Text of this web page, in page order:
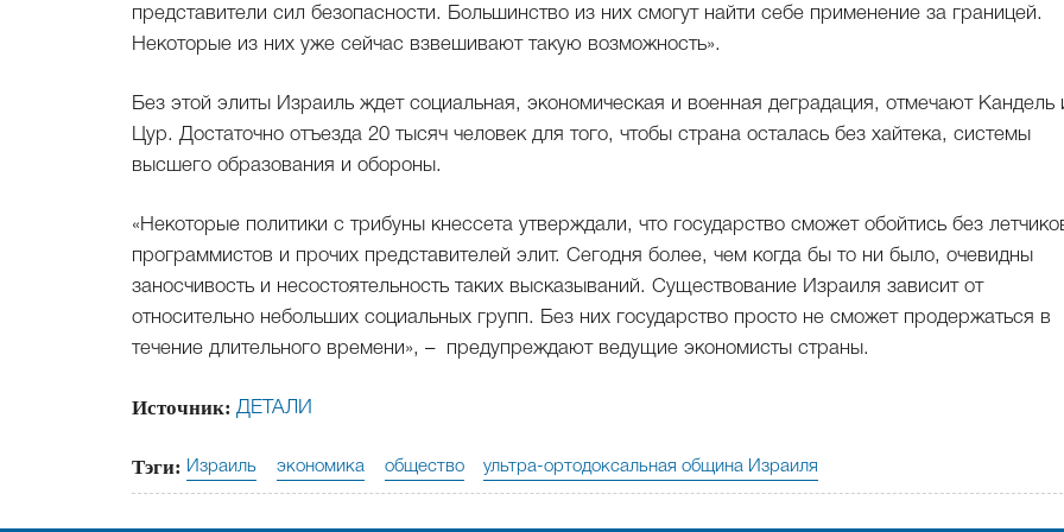
представители сил безопасности. Большинство из них смогут найти себе применение за границей.
Некоторые из них уже сейчас взвешивают такую возможность».
Без этой элиты Израиль ждет социальная, экономическая и военная деградация, отмечают Кандель
Цур. Достаточно отъезда 20 тысяч человек для того, чтобы страна осталась без хайтека, системы
высшего образования и обороны.
«Некоторые политики с трибуны кнессета утверждали, что государство сможет обойтись без
программистов и прочих представителей элит. Сегодня более, чем когда бы то ни было, очевидны
заносчивость и несостоятельность таких высказываний. Существование Израиля зависит от
относительно небольших социальных групп. Без них государство просто не сможет продержаться в
течение длительного времени», – предупреждают ведущие экономисты страны.
Источник: ДЕТАЛИ
Тэги: Израиль экономика общество ультра-ортодоксальная община Израиля